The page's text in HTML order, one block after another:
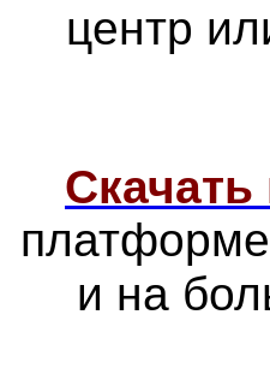
центр
и на